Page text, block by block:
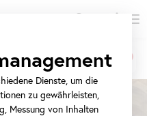
Yi
Dienste, um die
zu gewährleisten,
Messung von Inhalten